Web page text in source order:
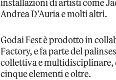
installazioni di artisti come
Andrea D’Auria e molti altri.
Godai Fest è prodotto in
Factory, e fa parte del
collettiva e multidisciplinare,
cinque elementi e oltre.